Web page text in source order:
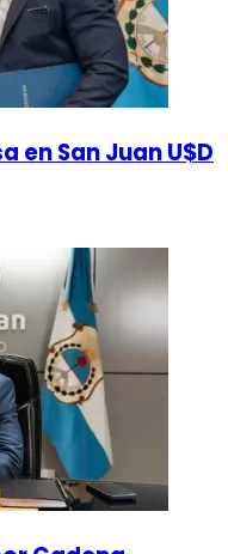
en San Juan U$D